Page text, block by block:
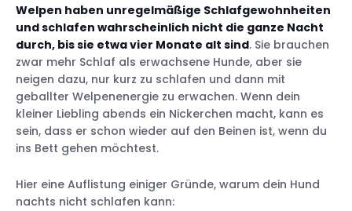
Beschäftige deinen Hund in deiner
Abwesenheit
Verwende Kauspielzeug, um deinen Hund
zu beruhigen
Überprüfe deinen Hund auf Flöhe oder
andere Probleme
Schaffe eine bequeme und entspannende
Schlafumgebung für deinen Hund
Schlafengehen
Achte auf die Helligkeit
Welpen haben unregelmäßige Schlafgewohnheiten
und schlafen wahrscheinlich nicht die ganze Nacht
durch, bis sie etwa vier Monate alt sind. Sie brauchen
zwar mehr Schlaf als erwachsene Hunde, aber sie
neigen dazu, nur kurz zu schlafen und dann mit
geballter Welpenenergie zu erwachen. Wenn dein
kleiner Liebling abends ein Nickerchen macht, kann es
sein, dass er schon wieder auf den Beinen ist, wenn du
ins Bett gehen möchtest.
Hier eine Auflistung einiger Gründe, warum dein Hund
nachts nicht schlafen kann: